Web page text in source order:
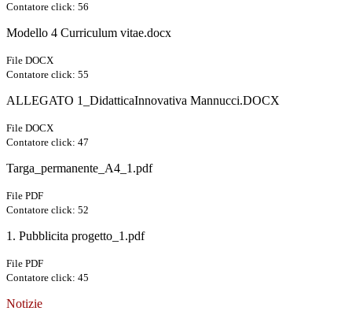
Contatore click: 56
Modello 4 Curriculum vitae.docx
File DOCX
Contatore click: 55
ALLEGATO 1_DidatticaInnovativa Mannucci.DOCX
File DOCX
Contatore click: 47
Targa_permanente_A4_1.pdf
File PDF
Contatore click: 52
1. Pubblicita progetto_1.pdf
File PDF
Contatore click: 45
Notizie